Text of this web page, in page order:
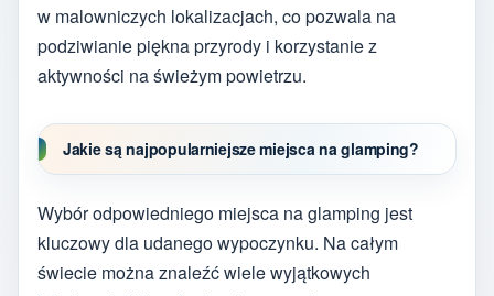
w malowniczych lokalizacjach, co pozwala na
podziwianie piękna przyrody i korzystanie z
aktywności na świeżym powietrzu.
Jakie są najpopularniejsze miejsca na glamping?
Wybór odpowiedniego miejsca na glamping jest
kluczowy dla udanego wypoczynku. Na całym
świecie można znaleźć wiele wyjątkowych